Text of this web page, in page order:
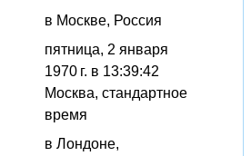
в Москве, Россия
пятница, 2 января
1970 г. в 13:39:42
Москва, стандартное
время
в Лондоне,